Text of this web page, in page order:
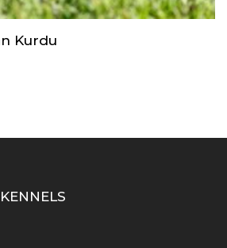
Kurdu